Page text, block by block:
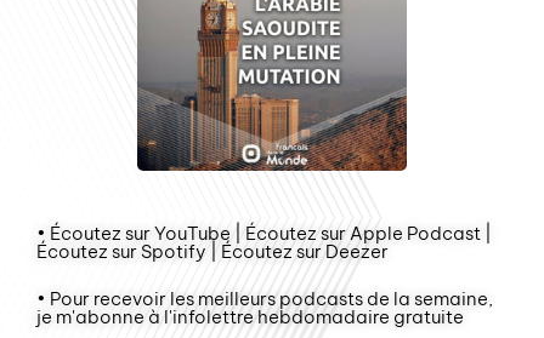
• Écoutez sur YouTube | Écoutez sur Apple Podcast |
Écoutez sur Spotify | Écoutez sur Deezer
• Pour recevoir les meilleurs podcasts de la semaine,
je m'abonne à l'infolettre hebdomadaire gratuite